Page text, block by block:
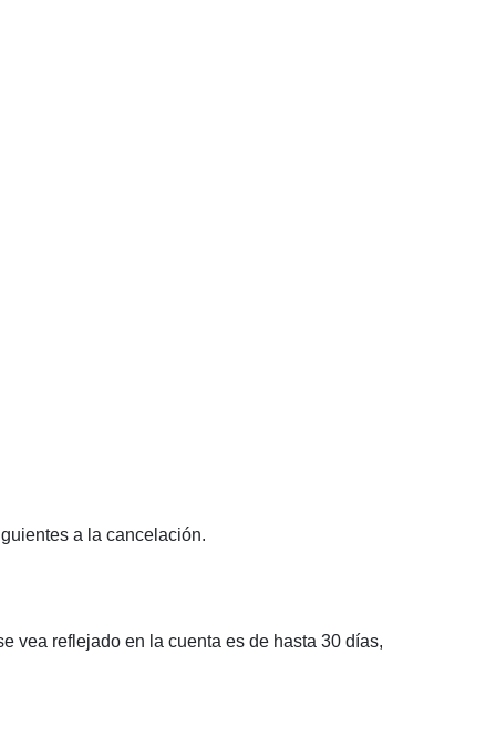
a la cancelación.
vea reflejado en la cuenta es de hasta 30 días,